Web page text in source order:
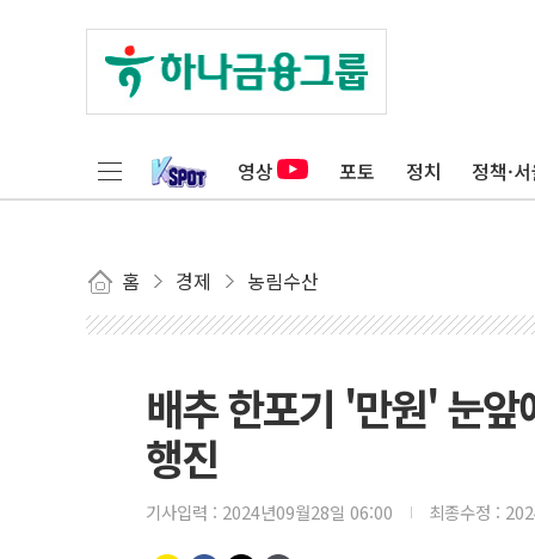
영상 포토 정치 정책·
홈 경제 농림수산
배추 한포기 '만원' 눈
행진
기사입력 : 2024년09월28일 06:00 최종수정 :